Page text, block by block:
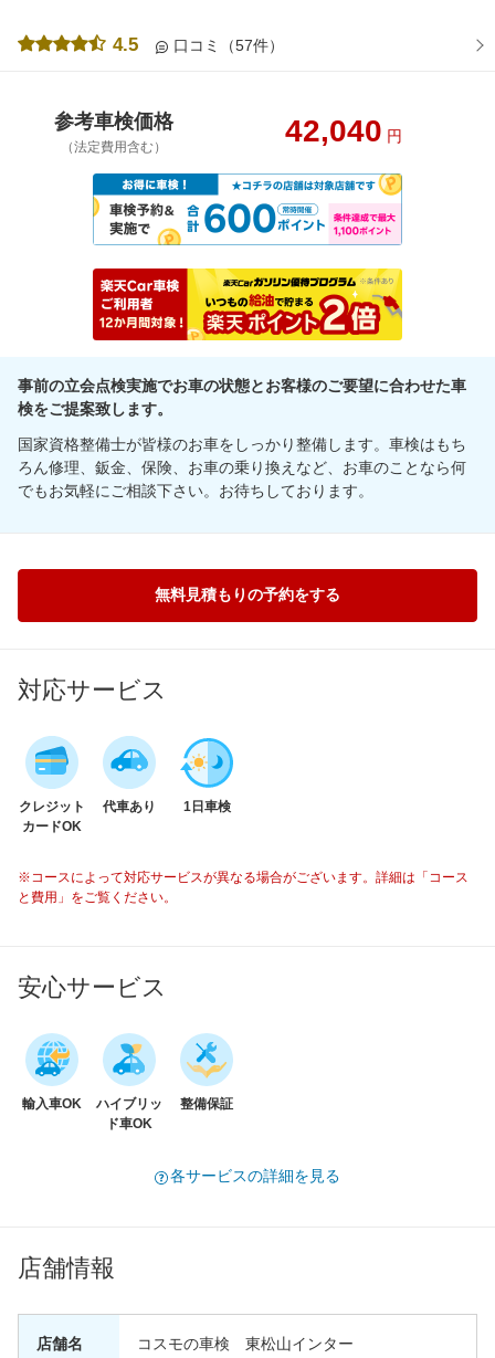
4.5 口コミ（57件）
参考車検価格
（法定費用含む） 42,040 円
事前の立会点検実施でお車の状態とお客様のご要望に合わせた車
検をご提案致します。
国家資格整備士が皆様のお車をしっかり整備します。車検はもち
ろん修理、鈑金、保険、お車の乗り換えなど、お車のことなら何
でもお気軽にご相談下さい。お待ちしております。
無料見積もりの予約をする
対応サービス
クレジット
カードOK
代車あり 1日車検
※コースによって対応サービスが異なる場合がございます。詳細は「コース
と費用」をご覧ください。
安心サービス
輸入車OK
ハイブリッ
ド車OK
整備保証
各サービスの詳細を見る
店舗情報
店舗名 コスモの車検 東松山インター